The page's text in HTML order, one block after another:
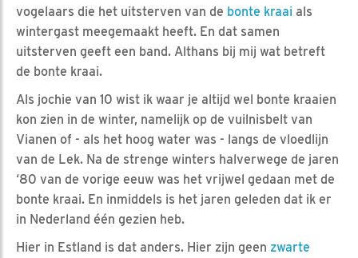
vogelaars die het uitsterven van de bonte kraai als
wintergast meegemaakt heeft. En dat samen
uitsterven geeft een band. Althans bij mij wat betreft
de bonte kraai.
Als jochie van 10 wist ik waar je altijd wel bonte kraaien
kon zien in de winter, namelijk op de vuilnisbelt van
Vianen of - als het hoog water was - langs de vloedlijn
van de Lek. Na de strenge winters halverwege de jaren
‘80 van de vorige eeuw was het vrijwel gedaan met de
bonte kraai. En inmiddels is het jaren geleden dat ik er
in Nederland één gezien heb.
Hier in Estland is dat anders. Hier zijn geen zwarte